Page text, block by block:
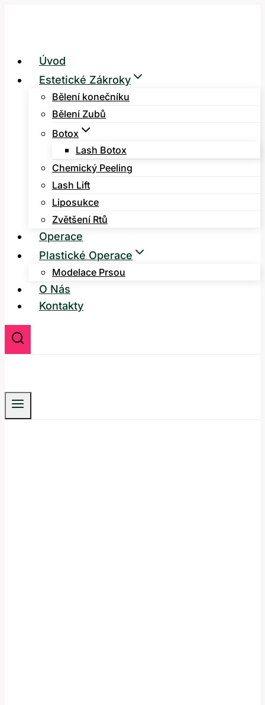
Úvod
Estetické Zákroky
Bělení konečníku
Bělení Zubů
Botox
Lash Botox
Chemický Peeling
Lash Lift
Liposukce
Zvětšení Rtů
Operace
Plastické Operace
Modelace Prsou
O Nás
Kontakty